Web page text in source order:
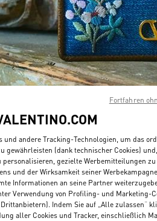
NEUHEITEN
und andere Tracking-Technologien, um das
gewährleisten (dank technischer Cookies)
gezielte Werbemitteilungen zu
und der Wirksamkeit seiner
Informationen an seine Partner
Verwendung von Profiling- und Marketing-
Indem Sie auf „Alle zulassen“
aller Cookies und Tracker, einschließlich
Fortfahren